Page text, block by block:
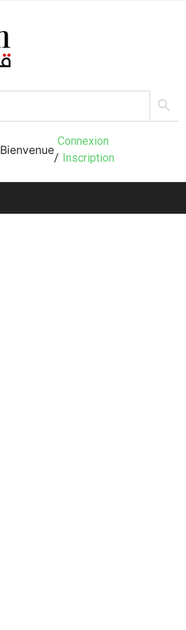
Bienvenue
Connexion
/ Inscription